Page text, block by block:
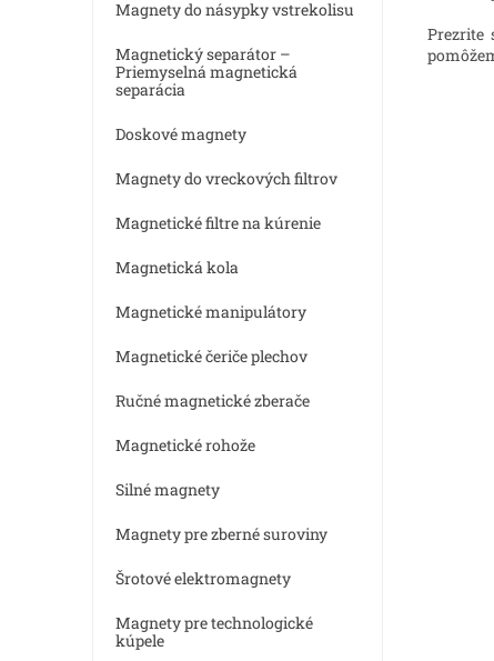
Magnety do násypky vstrekolisu
Magnetický separátor –
Priemyselná magnetická
separácia
Doskové magnety
Magnety do vreckových filtrov
Magnetické filtre na kúrenie
Magnetická kola
Magnetické manipulátory
Magnetické čeriče plechov
Ručné magnetické zberače
Magnetické rohože
Silné magnety
Magnety pre zberné suroviny
Šrotové elektromagnety
Magnety pre technologické
kúpele
Prezrite